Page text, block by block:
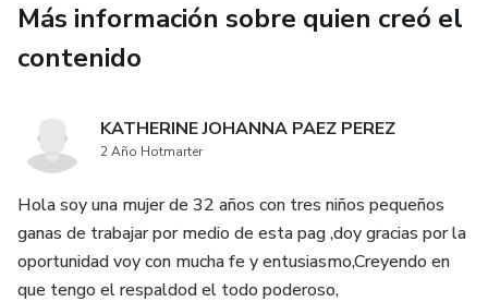
Más información sobre quien creó el
contenido
KATHERINE JOHANNA PAEZ PEREZ
2 Año Hotmarter
Hola soy una mujer de 32 años con tres niños pequeños
ganas de trabajar por medio de esta pag ,doy gracias por la
oportunidad voy con mucha fe y entusiasmo,Creyendo en
que tengo el respaldod el todo poderoso,